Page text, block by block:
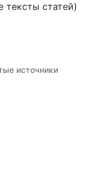
тексты статей)
источники